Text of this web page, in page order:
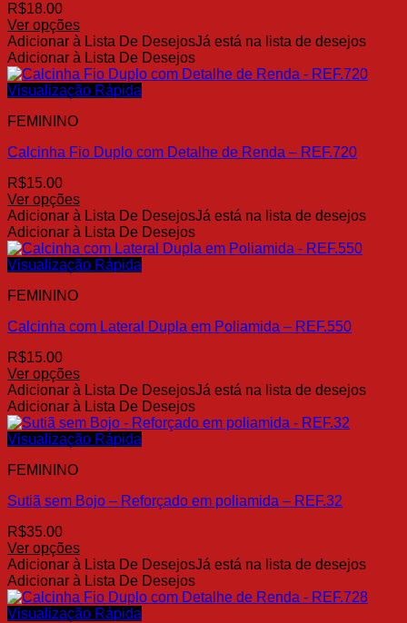
escolhidas
na
página
do
produto
R$18.00
Ver opções
Este
produto
tem
várias
As
podem
escolhidas
na
página
do
produto
Adicionar à Lista De DesejosJá está na lista de desejos
Adicionar à Lista De Desejos
Visualização Rápida
FEMININO
Calcinha Fio Duplo com Detalhe de Renda – REF.720
R$15.00
Ver opções
Este
produto
tem
várias
As
podem
escolhidas
na
página
do
produto
Adicionar à Lista De DesejosJá está na lista de desejos
Adicionar à Lista De Desejos
Visualização Rápida
FEMININO
Calcinha com Lateral Dupla em Poliamida – REF.550
R$15.00
Ver opções
Este
produto
tem
várias
As
podem
escolhidas
na
página
do
produto
Adicionar à Lista De DesejosJá está na lista de desejos
Adicionar à Lista De Desejos
Visualização Rápida
FEMININO
Sutiã sem Bojo – Reforçado em poliamida – REF.32
R$35.00
Ver opções
Este
produto
tem
várias
Adicionar à Lista De DesejosJá está na lista de desejos
Adicionar à Lista De Desejos
Visualização Rápida